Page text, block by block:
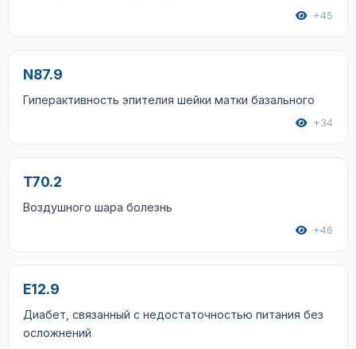
+45
N87.9
Гиперактивность эпителия шейки матки базального
+34
T70.2
Воздушного шара болезнь
+46
E12.9
Диабет, связанный с недостаточностью питания без
осложнений